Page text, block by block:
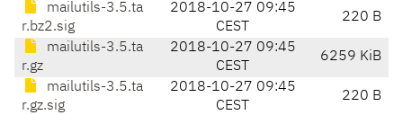
mailutils-3.5.ta
r.bz2.sig
2018-10-27 09:45
CEST
220 B
mailutils-3.5.ta
r.gz
2018-10-27 09:45
CEST
6259 KiB
mailutils-3.5.ta
r.gz.sig
2018-10-27 09:45
CEST
220 B